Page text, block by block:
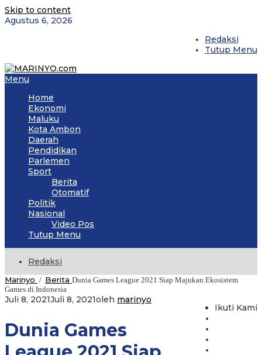
Skip to content
Agustus 6, 2026
Redaksi
Tutup Menu
Menu
Home
Ekonomi
Maluku
Kota Ambon
Daerah
Pendidikan
Parlemen
Sport
Berita
Otomatif
Politik
Nasional
Video Pos
Tutup Menu
Redaksi
Marinyo / Berita Dunia Games League 2021 Siap Majukan Ekosistem
Games di Indonesia
Ikuti Kami
Juli 8, 2021Juli 8, 2021oleh marinyo
Dunia Games